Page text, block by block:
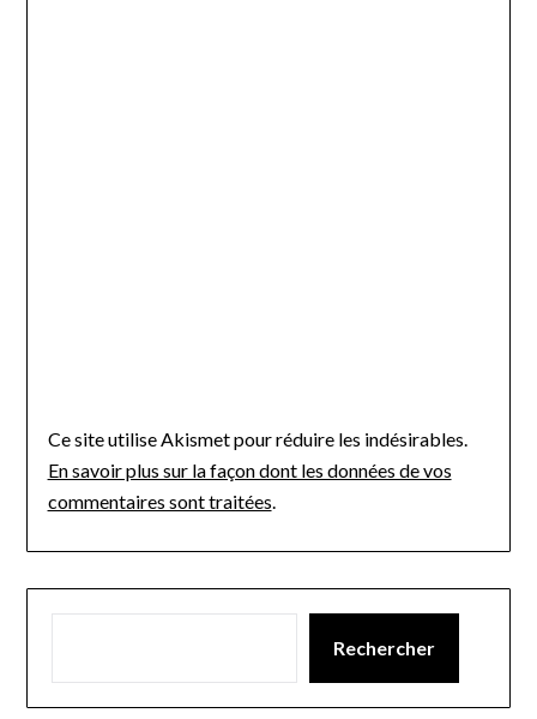
Ce site utilise Akismet pour réduire les indésirables.
En savoir plus sur la façon dont les données de vos
commentaires sont traitées.
Rechercher